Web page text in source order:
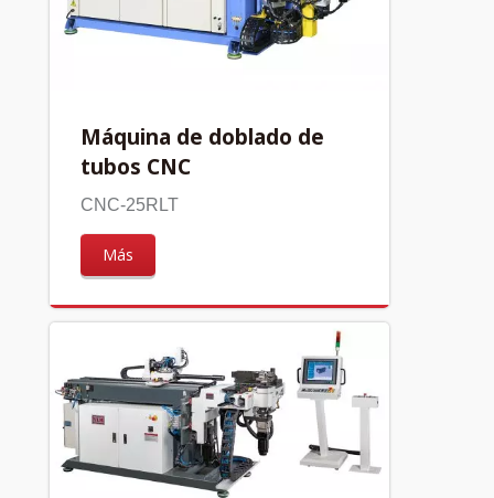
Máquina de doblado de
tubos CNC
CNC-25RLT
Más